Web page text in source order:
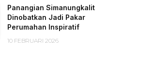
Panangian Simanungkalit
Dinobatkan Jadi Pakar
Perumahan Inspiratif
10 FEBRUARI 2026